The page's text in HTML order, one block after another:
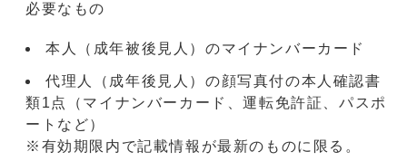
必要なもの
本人（成年被後見人）のマイナンバーカード
代理人（成年後見人）の顔写真付の本人確認書
類1点（マイナンバーカード、運転免許証、パスポ
ートなど）
※有効期限内で記載情報が最新のものに限る。